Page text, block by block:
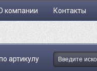
компании Контакты
артикулу